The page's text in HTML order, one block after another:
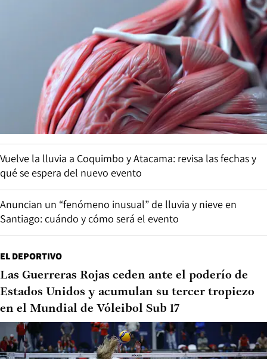
Vuelve la lluvia a Coquimbo y Atacama: revisa las fechas y
qué se espera del nuevo evento
Anuncian un “fenómeno inusual” de lluvia y nieve en
Santiago: cuándo y cómo será el evento
EL DEPORTIVO
Las Guerreras Rojas ceden ante el poderío de
Estados Unidos y acumulan su tercer tropiezo
en el Mundial de Vóleibol Sub 17